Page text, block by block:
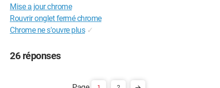
Mise a jour chrome
Rouvrir onglet fermé chrome
Chrome ne s'ouvre plus ✓
26 réponses